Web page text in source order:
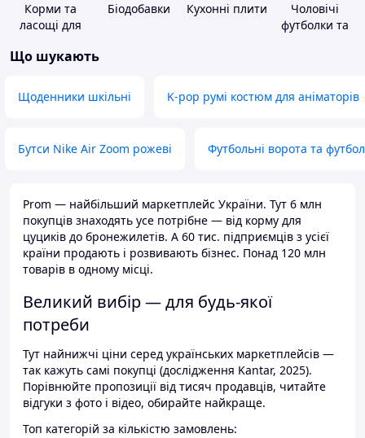
Корми та
ласощі для
тварин і
Біодобавки Кухонні плити
Чоловічі
футболки та
Що шукають
Щоденники шкільні K-pop румі костюм для аніматорів
Бутси Nike Air Zoom рожеві Футбольні ворота та
Prom — найбільший маркетплейс України. Тут 6 млн
покупців знаходять усе потрібне — від корму для
цуциків до бронежилетів. А 60 тис. підприємців з усієї
країни продають і розвивають бізнес. Понад 120 млн
товарів в одному місці.
Великий вибір — для будь-якої
потреби
Тут найнижчі ціни серед українських маркетплейсів —
так кажуть самі покупці (дослідження Kantar, 2025).
Порівнюйте пропозиції від тисяч продавців, читайте
відгуки з фото і відео, обирайте найкраще.
Топ категорій за кількістю замовлень: